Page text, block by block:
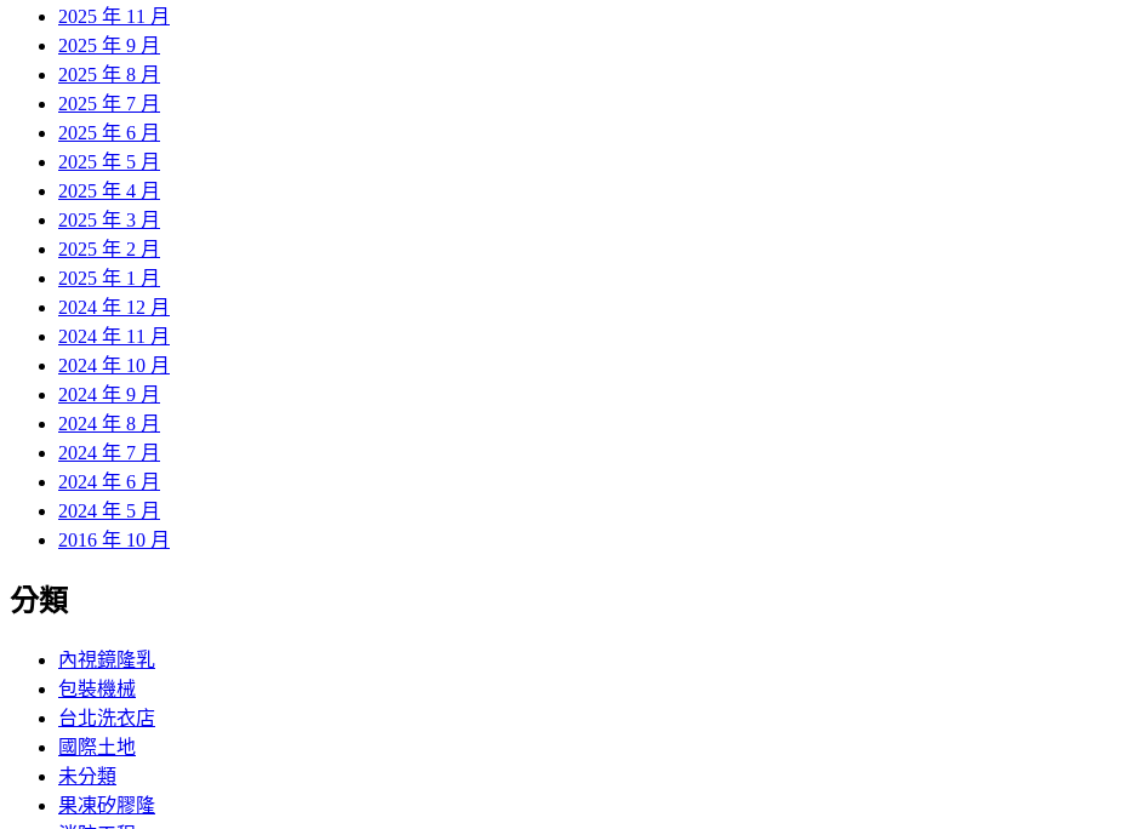
2025 年 11 月
2025 年 9 月
2025 年 8 月
2025 年 7 月
2025 年 6 月
2025 年 5 月
2025 年 4 月
2025 年 3 月
2025 年 2 月
2025 年 1 月
2024 年 12 月
2024 年 11 月
2024 年 10 月
2024 年 9 月
2024 年 8 月
2024 年 7 月
2024 年 6 月
2024 年 5 月
2016 年 10 月
分類
內視鏡隆乳
包裝機械
台北洗衣店
國際土地
未分類
果凍矽膠隆